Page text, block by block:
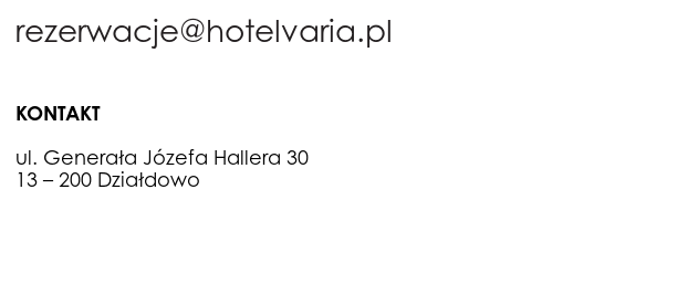
rezerwacje@hotelvaria.pl
KONTAKT
ul. Generała Józefa Hallera 30
13 – 200 Działdowo